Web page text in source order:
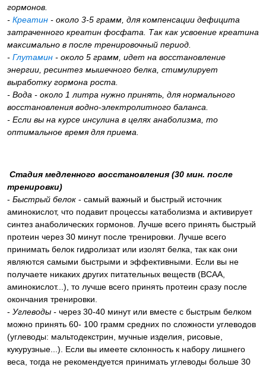
гормонов.
- Креатин - около 3-5 грамм, для компенсации дефицита
затраченного креатин фосфата. Так как усвоение креатина
максимально в после тренировочный период.
- Глутамин - около 5 грамм, идет на восстановление
энергии, ресинтез мышечного белка, стимулирует
выработку гормона роста.
- Вода - около 1 литра нужно принять, для нормального
восстановления водно-электролитного баланса.
- Если вы на курсе инсулина в целях анаболизма, то
оптимальное время для приема.
Стадия медленного восстановления (30 мин. после
тренировки)
- Быстрый белок - самый важный и быстрый источник
аминокислот, что подавит процессы катаболизма и активирует
синтез анаболических гормонов. Лучше всего принять быстрый
протеин через 30 минут после тренировки. Лучше всего
принимать белок гидролизат или изолят белка, так как они
являются самыми быстрыми и эффективными. Если вы не
получаете никаких других питательных веществ (ВСАА,
аминокислот...), то лучше всего принять протеин сразу после
окончания тренировки.
- Углеводы - через 30-40 минут или вместе с быстрым белком
можно принять 60- 100 грамм средних по сложности углеводов
(углеводы: мальтодекстрин, мучные изделия, рисовые,
кукурузные...). Если вы имеете склонность к набору лишнего
веса, тогда не рекомендуется принимать углеводы больше 30